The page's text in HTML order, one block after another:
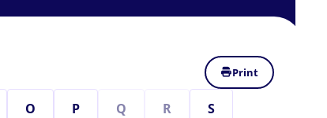
Print
O P Q R S